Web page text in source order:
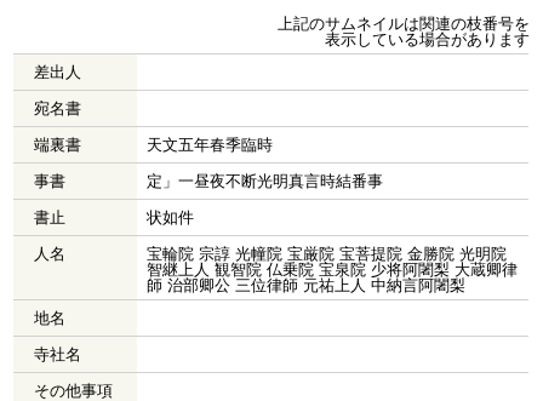
上記のサムネイルは関連の枝番号を
表示している場合があります
差出人
宛名書
端裏書
天文五年春季臨時
事書
定」一昼夜不断光明真言時結番事
書止
状如件
人名
宝輪院 宗諄 光幢院 宝厳院 宝菩提院 金勝院 光明院
智継上人 観智院 仏乗院 宝泉院 少将阿闍梨 大蔵卿律
師 治部卿公 三位律師 元祐上人 中納言阿闍梨
地名
寺社名
その他事項